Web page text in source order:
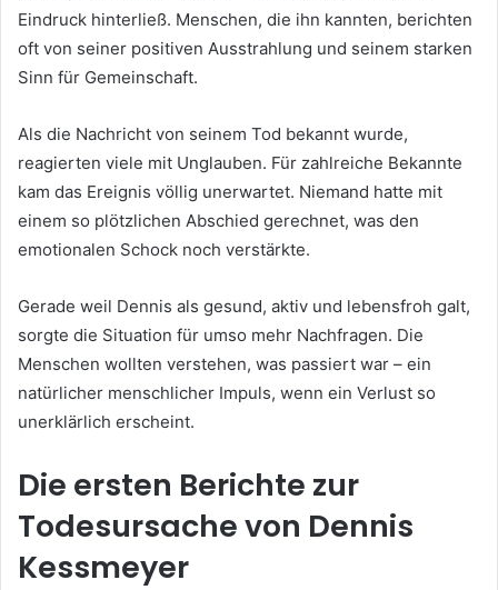
Eindruck hinterließ. Menschen, die ihn kannten, berichten
oft von seiner positiven Ausstrahlung und seinem starken
Sinn für Gemeinschaft.
Als die Nachricht von seinem Tod bekannt wurde,
reagierten viele mit Unglauben. Für zahlreiche Bekannte
kam das Ereignis völlig unerwartet. Niemand hatte mit
einem so plötzlichen Abschied gerechnet, was den
emotionalen Schock noch verstärkte.
Gerade weil Dennis als gesund, aktiv und lebensfroh galt,
sorgte die Situation für umso mehr Nachfragen. Die
Menschen wollten verstehen, was passiert war – ein
natürlicher menschlicher Impuls, wenn ein Verlust so
unerklärlich erscheint.
Die ersten Berichte zur
Todesursache von Dennis
Kessmeyer